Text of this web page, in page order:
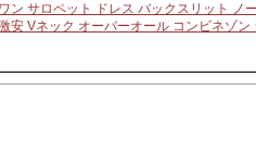
ン サロペット ドレス バックスリット ノ
安 Vネック オーバーオール コンビネゾン